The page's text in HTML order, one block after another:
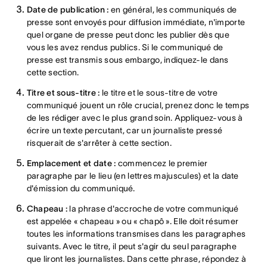
Date de publication : en général, les communiqués de
presse sont envoyés pour diffusion immédiate, n'importe
quel organe de presse peut donc les publier dès que
vous les avez rendus publics. Si le communiqué de
presse est transmis sous embargo, indiquez-le dans
cette section.
Titre et sous-titre : le titre et le sous-titre de votre
communiqué jouent un rôle crucial, prenez donc le temps
de les rédiger avec le plus grand soin. Appliquez-vous à
écrire un texte percutant, car un journaliste pressé
risquerait de s'arrêter à cette section.
Emplacement et date : commencez le premier
paragraphe par le lieu (en lettres majuscules) et la date
d'émission du communiqué.
Chapeau :la phrase d'accroche de votre communiqué
est appelée « chapeau » ou « chapô ». Elle doit résumer
toutes les informations transmises dans les paragraphes
suivants. Avec le titre, il peut s'agir du seul paragraphe
que liront les journalistes. Dans cette phrase, répondez à